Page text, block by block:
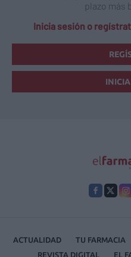
plazo más
Inicia sesión o
ACTUALIDAD TU FARMACIA
REVISTA DIGITAL
EL